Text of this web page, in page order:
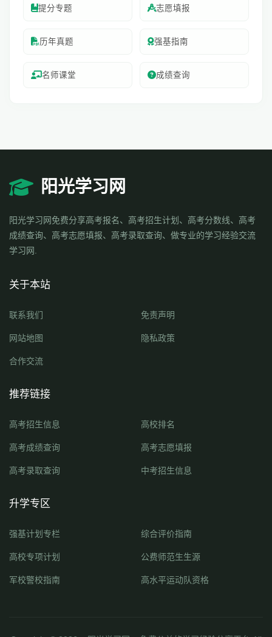
提分专题 志愿填报
历年真题 强基指南
名师课堂 成绩查询
阳光学习网
阳光学习网免费分享高考报名、高考招生计划、高考分数线、高考
成绩查询、高考志愿填报、高考录取查询、做专业的学习经验交流
学习网.
关于本站
联系我们 免责声明
网站地图 隐私政策
合作交流
推荐链接
高考招生信息 高校排名
高考成绩查询 高考志愿填报
高考录取查询 中考招生信息
升学专区
强基计划专栏 综合评价指南
高校专项计划 公费师范生生源
军校警校指南 高水平运动队资格